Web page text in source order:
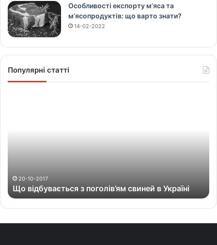
Особливості експорту м’яса та
м’ясопродуктів: що варто знати?
14-02-2022
Популярні статті
т
ь
20-10-2017
Що відбувається з поголів’ям свиней в Україні